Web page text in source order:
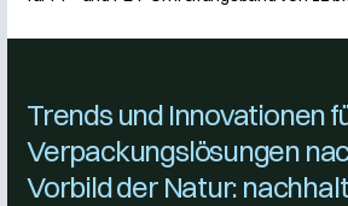
Trends und Innovationen
Verpackungslösungen
Vorbild der Natur: